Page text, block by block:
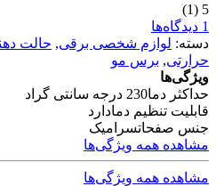
5
(1)
1 دیدگاه‌ها
دسته: لوازم شخصی برقی, حالت
حرارتی, برس مو
ویژگی‌ها
حداکثر دما230 درجه سانتی گراد
قابلیت تنظیم دمادارد
جنس صفحاتسرامیک
مشاهده همه ویژگی‌ها
مشاهده همه ویژگی‌ها